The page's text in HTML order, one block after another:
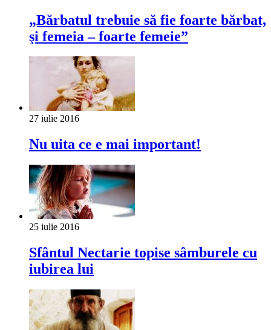
„Bărbatul trebuie să fie foarte bărbat,
şi femeia – foarte femeie”
27 iulie 2016
Nu uita ce e mai important!
25 iulie 2016
Sfântul Nectarie topise sâmburele cu
iubirea lui